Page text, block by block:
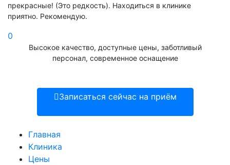
прекрасные! (Это редкость). Находиться в клинике
приятно. Рекомендую.
0
Высокое качество, доступные цены, заботливый
персонал, современное оснащение
Записаться сейчас на приём
Главная
Клиника
Цены